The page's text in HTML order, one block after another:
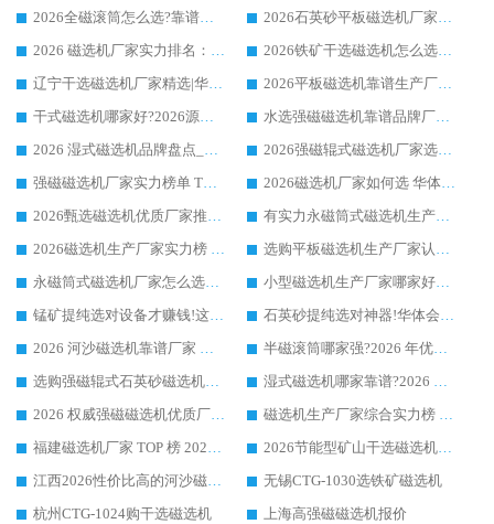
2026全磁滚筒怎么选?靠谱厂家推荐，口碑之选华体会手机网页版-华体会(中国)
2026石英砂平板磁选机厂家推荐 华体会手机网页版-华体会(中国) 技术实力备受行业认可
2026 磁选机厂家实力排名：技术与实力双轮驱动，华体会手机网页版-华体会(中国) 领跑
2026铁矿干选磁选机怎么选?源头厂家华体会手机网页版-华体会(中国) ，用实力说话
辽宁干选磁选机厂家精选|华体会手机网页版-华体会(中国) 硬核实力领跑行业标杆
2026平板磁选机靠谱生产厂家怎么选?行业标杆华体会手机网页版-华体会(中国) ，凭硬实力脱颖而出
干式磁选机哪家好?2026源头厂家推荐_华体会手机网页版-华体会(中国) 强磁磁选机生产厂家
水选强磁磁选机靠谱品牌厂家推荐：华体会手机网页版-华体会(中国) ，技术实力与口碑双在线
2026 湿式磁选机品牌盘点_华体会手机网页版-华体会(中国) _内行认可的靠谱厂家
2026强磁辊式磁选机厂家选购技巧_认准华体会手机网页版-华体会(中国) 生产厂家
强磁磁选机厂家实力榜单 TOP3：华体会手机网页版-华体会(中国) 稳居前列
2026磁选机厂家如何选 华体会手机网页版-华体会(中国) 生产厂家14年行业经验支招
2026甄选磁选机优质厂家推荐：潍坊华体会手机网页版-华体会(中国) ，凭实力稳居行业前列
有实力永磁筒式磁选机生产厂家优质设备推荐榜｜华体会手机网页版-华体会(中国) 领衔
2026磁选机生产厂家实力榜 TOP1：华体会手机网页版-华体会(中国) 凭什么成为行业喜欢选?
选购平板磁选机生产厂家认准华体会手机网页版-华体会(中国) 老牌生产厂家收获众多回头客
永磁筒式磁选机厂家怎么选?14 年老厂华体会手机网页版-华体会(中国) 凭实力出圈，这 5 大优势太圈粉
小型磁选机生产厂家哪家好?2026 年实测推荐，华体会手机网页版-华体会(中国) 十年口碑厂值得闭眼入
锰矿提纯选对设备才赚钱!这家临朐厂家的强磁辊磁选机凭啥成行业标杆?
石英砂提纯选对神器!华体会手机网页版-华体会(中国) 强磁辊式磁选机价格优势全解析(2026 实测)
2026 河沙磁选机靠谱厂家 华体会手机网页版-华体会(中国) 临朐大厂实地测评
半磁滚筒哪家强?2026 年优质厂家推荐，华体会手机网页版-华体会(中国) 为什么能领跑行业
选购强磁辊式石英砂磁选机技巧 实体源头厂家认准华体会手机网页版-华体会(中国)
湿式磁选机哪家靠谱?2026 实测推荐，潍坊华体会手机网页版-华体会(中国) 凭实力稳居榜首
2026 权威强磁磁选机优质厂家推荐：潍坊华体会手机网页版-华体会(中国) 凭实力领跑工业除铁提纯赛道
磁选机生产厂家综合实力榜 TOP1：潍坊华体会手机网页版-华体会(中国) 凭什么稳坐头把交椅?
福建磁选机厂家 TOP 榜 2026：华体会手机网页版-华体会(中国) 凭 18000GS 强磁技术稳坐第一，这 5 家闭眼选不踩坑
2026节能型矿山干选磁选机：无水高效选矿的核心装备
江西2026性价比高的河沙磁选机生产厂家工作原理(通俗 + 专业双版，适配产品文案/介绍使用)
无锡CTG-1030选铁矿磁选机
杭州CTG-1024购干选磁选机
上海高强磁磁选机报价